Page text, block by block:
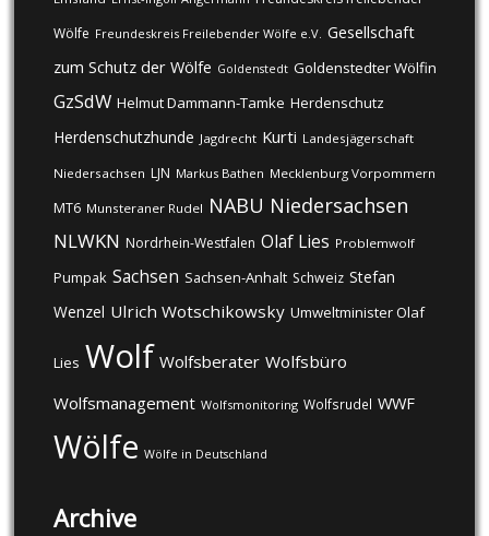
Wölfe Freundeskreis Freilebender Wölfe e.V. Gesellschaft
zum Schutz der Wölfe Goldenstedt Goldenstedter Wölfin
GzSdW Helmut Dammann-Tamke Herdenschutz
Herdenschutzhunde Jagdrecht Kurti Landesjägerschaft
Niedersachsen LJN Markus Bathen Mecklenburg Vorpommern
MT6 Munsteraner Rudel NABU Niedersachsen
NLWKN Nordrhein-Westfalen Olaf Lies Problemwolf
Pumpak Sachsen Sachsen-Anhalt Schweiz Stefan
Wenzel Ulrich Wotschikowsky Umweltminister Olaf
Lies Wolf Wolfsberater Wolfsbüro
Wolfsmanagement Wolfsmonitoring Wolfsrudel WWF
Wölfe Wölfe in Deutschland
Archive